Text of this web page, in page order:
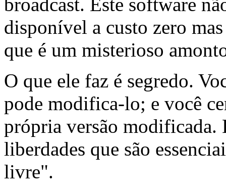
disponível a custo zero
que é um misterioso
O que ele faz é segredo.
pode modifica-lo; e você
própria versão modificada.
liberdades que são
livre".